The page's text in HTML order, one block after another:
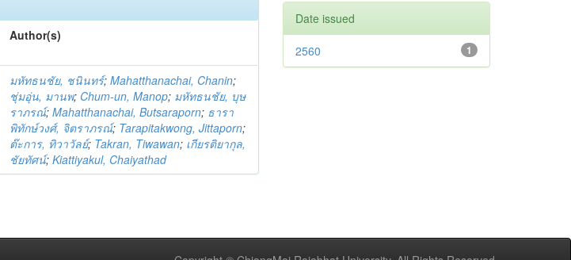
Author(s)
มหัทธนชัย, ชนินทร์;Mahatthanachai, Chanin;
ชุ่มอุ่น, มานพ; Chum-un, Manop; มหัทธนชัย, บุษ
ราภรณ์;Mahatthanachai, Butsaraporn; ธารา
พิทักษ์วงศ์, จิตราภรณ์; Tarapitakwong, Jittaporn;
ต๊ะการ, ทิวาวัลย์; Takran, Tiwawan; เกียรติยากุล,
ชัยทัศน์;Kiattiyakul, Chaiyathad
Date issued
1
2560